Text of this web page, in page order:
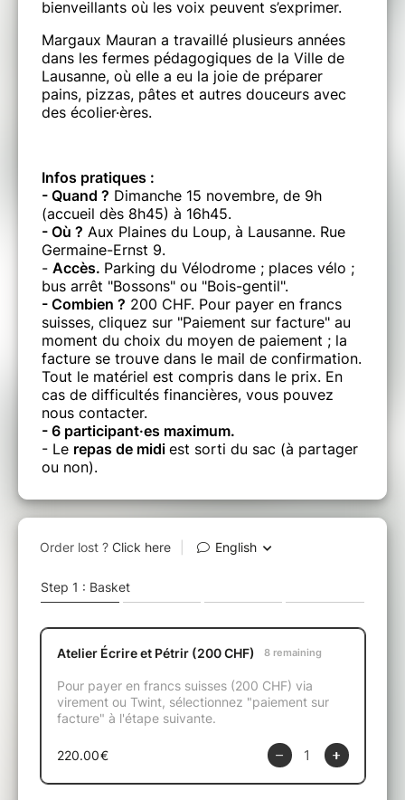
bienveillants où les voix peuvent s’exprimer.
Margaux Mauran a travaillé plusieurs années
dans les fermes pédagogiques de la Ville de
Lausanne, où elle a eu la joie de préparer
pains, pizzas, pâtes et autres douceurs avec
des écolier·ères.
Infos pratiques :
- Quand ? Dimanche 15 novembre, de 9h
(accueil dès 8h45) à 16h45.
- Où ? Aux Plaines du Loup, à Lausanne. Rue
Germaine-Ernst 9.
- Accès. Parking du Vélodrome ; places vélo ;
bus arrêt "Bossons" ou "Bois-gentil".
- Combien ? 200 CHF. Pour payer en francs
suisses, cliquez sur "Paiement sur facture" au
moment du choix du moyen de paiement ; la
facture se trouve dans le mail de confirmation.
Tout le matériel est compris dans le prix. En
cas de difficultés financières, vous pouvez
nous contacter.
- 6 participant·es maximum.
- Le repas de midi est sorti du sac (à partager
ou non).